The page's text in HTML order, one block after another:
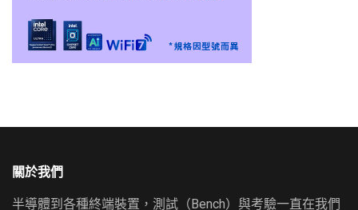
關於我們
半導體到各種終端裝置，測試（Bench）與考驗一直在我們